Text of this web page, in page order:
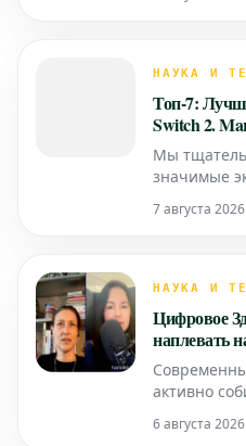
первый
продаж на
НАУКА И
Топ-7:
Switch 2.
нашего
Мы
значимые
составили
7 августа
НАУКА И
Цифровое
наплевать
активно
данные
6 августа